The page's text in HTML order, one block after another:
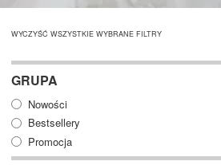
WYCZYŚĆ WSZYSTKIE WYBRANE FILTRY
GRUPA
Nowości
Bestsellery
Promocja